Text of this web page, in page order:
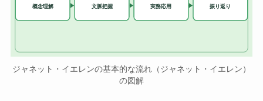
概念理解 文脈把握 実務応用 振り返り
ジャネット・イエレンの基本的な流れ（ジャネット・イエレン）
の図解